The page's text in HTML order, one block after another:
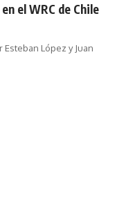
el WRC de Chile
López y Juan